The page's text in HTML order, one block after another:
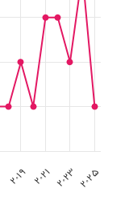
۲۰۱۹ ۲۰۲۱ ۲۰۲۳۲۰۲۵